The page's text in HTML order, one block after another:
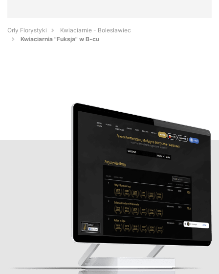
Orły Florystyki
Kwiaciarnie - Bolesławiec
Kwiaciarnia "Fuksja" w B-cu